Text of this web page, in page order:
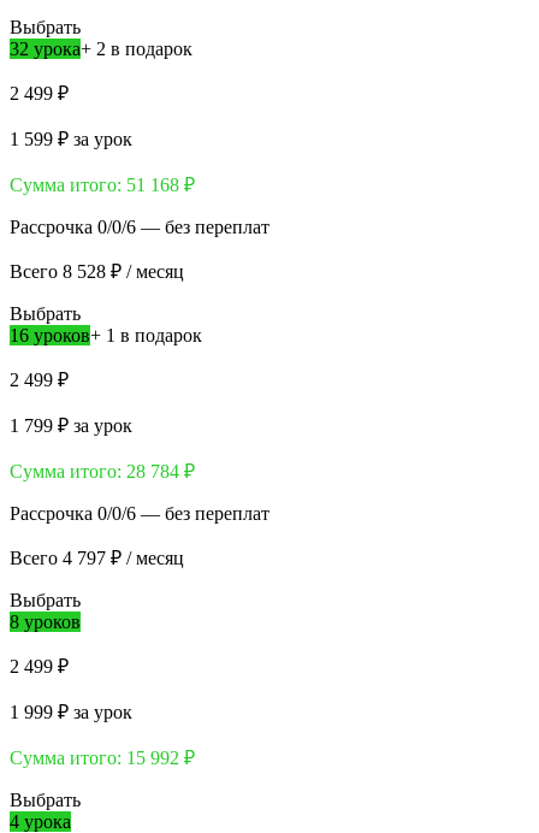
Выбрать
32 урока+ 2 в подарок
2 499 ₽
1 599 ₽ за урок
Сумма итого: 51 168 ₽
Рассрочка 0/0/6 — без переплат
Всего 8 528 ₽ / месяц
Выбрать
16 уроков+ 1 в подарок
2 499 ₽
1 799 ₽ за урок
Сумма итого: 28 784 ₽
Рассрочка 0/0/6 — без переплат
Всего 4 797 ₽ / месяц
Выбрать
8 уроков
2 499 ₽
1 999 ₽ за урок
Сумма итого: 15 992 ₽
Выбрать
4 урока